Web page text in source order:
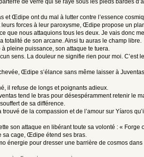
de verre qui se raye sous les pieds bardés
et Œdipe ont du mal à lutter contre l’essence
leurs forces à leur paroxysme, Œdipe propose un
ce que nous attaquions tous les deux. Je vais donc
totalité de son arcane. Ainsi tu auras le champ libre.
à pleine puissance, son attaque te tuera.
sens. La douleur ne signifie rien pour moi. C’est
Œdipe s’élance sans même laisser à
il refuse de longs et poignants adieux.
tend le bras pour désespéramment retenir le
de sa différence.
trouvé de la compassion et de l’amour sur Yíaros
son attaque en libérant toute sa volonté : « Forge
sa cage, Œdipe étend ses bras.
énergie pour dresser une barrière de cosmos